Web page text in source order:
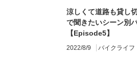
涼しくて道路も貸し
で聞きたいシーン別
【Episode5】
2022/8/9 バイクライフ